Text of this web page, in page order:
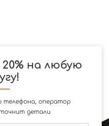
на любую
телефона, оператор
детали